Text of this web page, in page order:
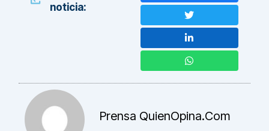
noticia:
Prensa QuienOpina.com